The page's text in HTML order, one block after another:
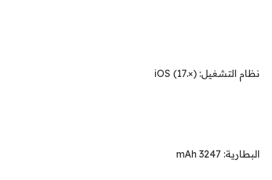
نظام التشغيل: iOS (17.×)
البطارية: 3247 mAh